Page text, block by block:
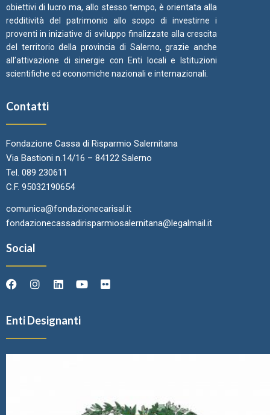
obiettivi di lucro ma, allo stesso tempo, è orientata alla
redditività del patrimonio allo scopo di investirne i
proventi in iniziative di sviluppo finalizzate alla crescita
del territorio della provincia di Salerno, grazie anche
all’attivazione di sinergie con Enti locali e Istituzioni
scientifiche ed economiche nazionali e internazionali.
Contatti
Fondazione Cassa di Risparmio Salernitana
Via Bastioni n.14/16 – 84122 Salerno
Tel. 089 230611
C.F. 95032190654
comunica@fondazionecarisal.it
fondazionecassadirisparmiosalernitana@legalmail.it
Social
Enti Designanti